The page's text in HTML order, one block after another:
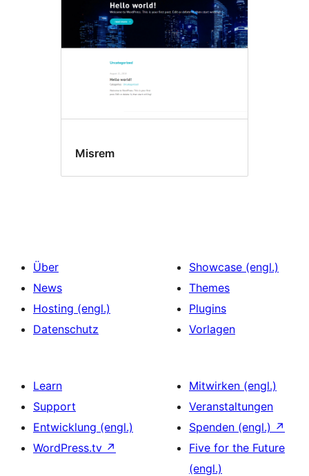
Misrem
Über
News
Hosting (engl.)
Datenschutz
Showcase (engl.)
Themes
Plugins
Vorlagen
Learn
Support
Entwicklung (engl.)
WordPress.tv ↗
Mitwirken (engl.)
Veranstaltungen
Spenden (engl.) ↗
Five for the Future
(engl.)